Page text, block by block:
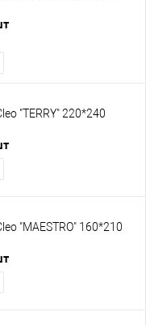
"TERRY" 220*240
"MAESTRO" 160*210